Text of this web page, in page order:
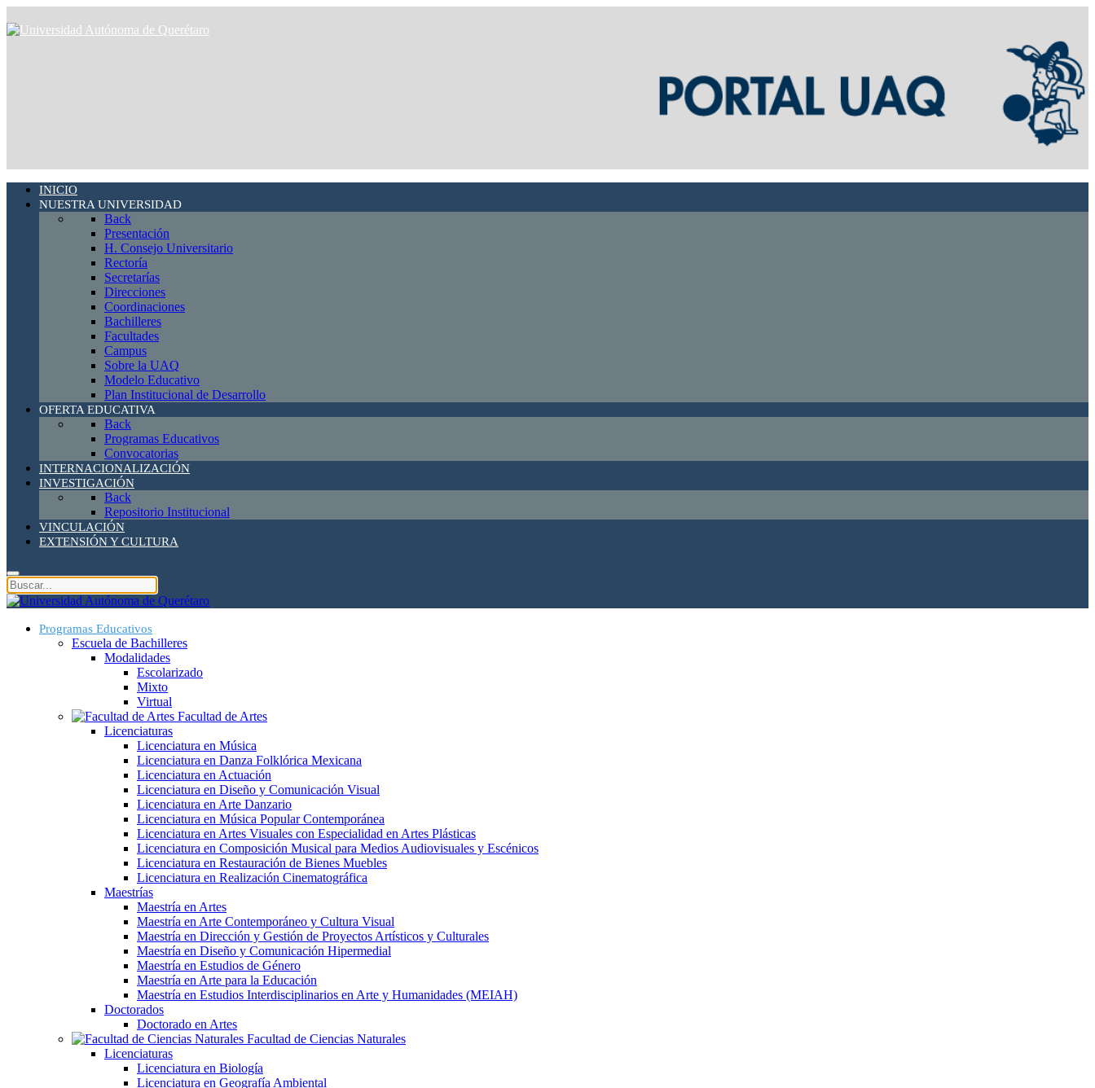
INICIO
NUESTRA UNIVERSIDAD
Back
Presentación
H. Consejo Universitario
Rectoría
Secretarías
Direcciones
Coordinaciones
Bachilleres
Facultades
Campus
Sobre la UAQ
Modelo Educativo
Plan Institucional de Desarrollo
OFERTA EDUCATIVA
Back
Programas Educativos
Convocatorias
INTERNACIONALIZACIÓN
INVESTIGACIÓN
Back
Repositorio Institucional
VINCULACIÓN
EXTENSIÓN Y CULTURA
Programas Educativos
Escuela de Bachilleres
Modalidades
Escolarizado
Mixto
Virtual
Facultad de Artes
Licenciaturas
Licenciatura en Música
Licenciatura en Danza Folklórica Mexicana
Licenciatura en Actuación
Licenciatura en Diseño y Comunicación Visual
Licenciatura en Arte Danzario
Licenciatura en Música Popular Contemporánea
Licenciatura en Artes Visuales con Especialidad en Artes Plásticas
Licenciatura en Composición Musical para Medios Audiovisuales y Escénicos
Licenciatura en Restauración de Bienes Muebles
Licenciatura en Realización Cinematográfica
Maestrías
Maestría en Artes
Maestría en Arte Contemporáneo y Cultura Visual
Maestría en Dirección y Gestión de Proyectos Artísticos y Culturales
Maestría en Diseño y Comunicación Hipermedial
Maestría en Estudios de Género
Maestría en Arte para la Educación
Maestría en Estudios Interdisciplinarios en Arte y Humanidades (MEIAH)
Doctorados
Doctorado en Artes
Facultad de Ciencias Naturales
Licenciaturas
Licenciatura en Biología
Licenciatura en Geografía Ambiental